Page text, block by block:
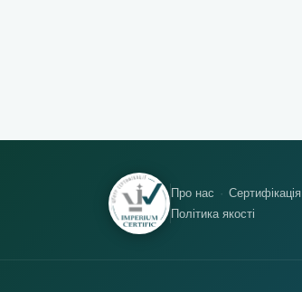
Про нас Сертифікація
Політика якості